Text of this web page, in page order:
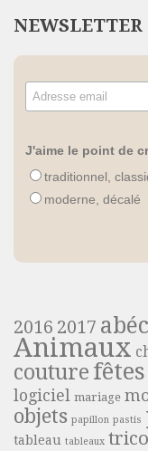
NEWSLETTER
J'aime le point de
traditionnel,
moderne, décalé
2016 2017
Animaux
couture fêtes
logiciel mariage
objets papillon pastis
tableau tableaux